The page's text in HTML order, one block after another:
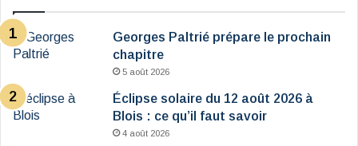
Georges Paltrié prépare le prochain
chapitre
5 août 2026
Éclipse solaire du 12 août 2026 à
Blois : ce qu’il faut savoir
4 août 2026